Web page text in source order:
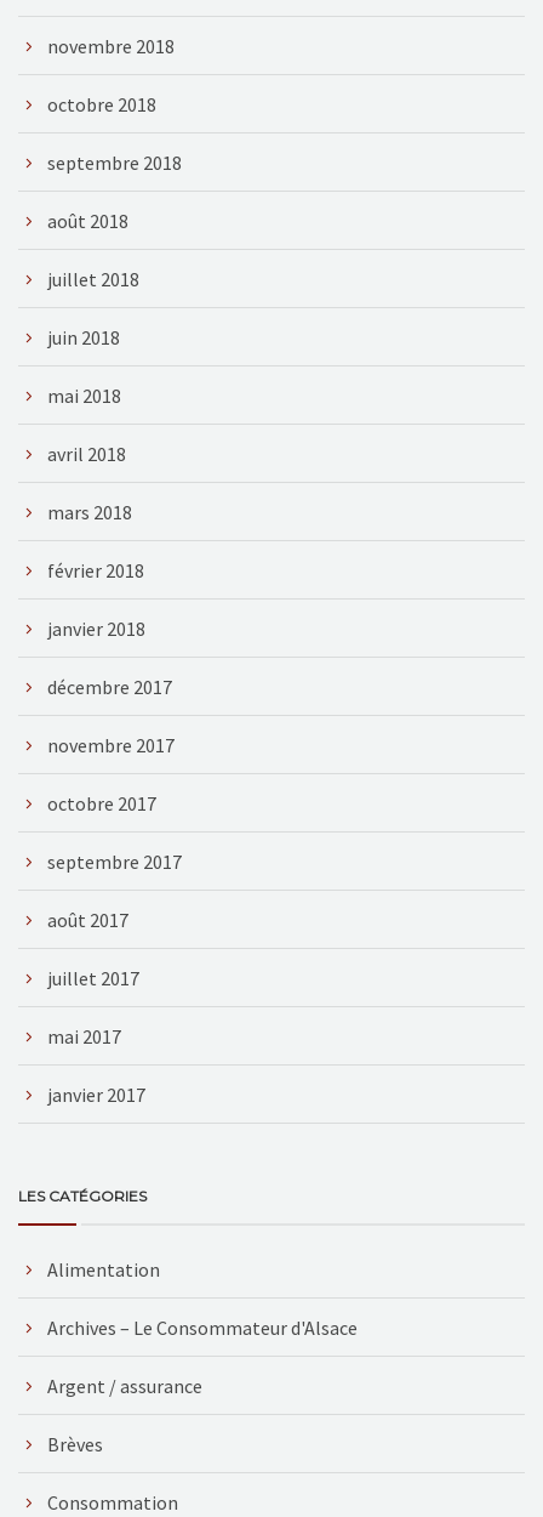
novembre 2018
octobre 2018
septembre 2018
août 2018
juillet 2018
juin 2018
mai 2018
avril 2018
mars 2018
février 2018
janvier 2018
décembre 2017
novembre 2017
octobre 2017
septembre 2017
août 2017
juillet 2017
mai 2017
janvier 2017
LES CATÉGORIES
Alimentation
Archives – Le Consommateur d'Alsace
Argent / assurance
Brèves
Consommation